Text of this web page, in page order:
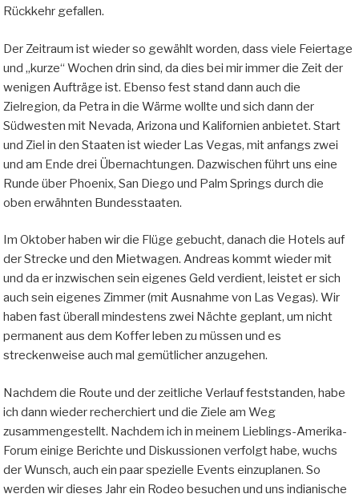
Rückkehr gefallen.
Der Zeitraum ist wieder so gewählt worden, dass viele Feiertage
und „kurze“ Wochen drin sind, da dies bei mir immer die Zeit der
wenigen Aufträge ist. Ebenso fest stand dann auch die
Zielregion, da Petra in die Wärme wollte und sich dann der
Südwesten mit Nevada, Arizona und Kalifornien anbietet. Start
und Ziel in den Staaten ist wieder Las Vegas, mit anfangs zwei
und am Ende drei Übernachtungen. Dazwischen führt uns eine
Runde über Phoenix, San Diego und Palm Springs durch die
oben erwähnten Bundesstaaten.
Im Oktober haben wir die Flüge gebucht, danach die Hotels auf
der Strecke und den Mietwagen. Andreas kommt wieder mit
und da er inzwischen sein eigenes Geld verdient, leistet er sich
auch sein eigenes Zimmer (mit Ausnahme von Las Vegas). Wir
haben fast überall mindestens zwei Nächte geplant, um nicht
permanent aus dem Koffer leben zu müssen und es
streckenweise auch mal gemütlicher anzugehen.
Nachdem die Route und der zeitliche Verlauf feststanden, habe
ich dann wieder recherchiert und die Ziele am Weg
zusammengestellt. Nachdem ich in meinem Lieblings-Amerika-
Forum einige Berichte und Diskussionen verfolgt habe, wuchs
der Wunsch, auch ein paar spezielle Events einzuplanen. So
werden wir dieses Jahr ein Rodeo besuchen und uns indianische